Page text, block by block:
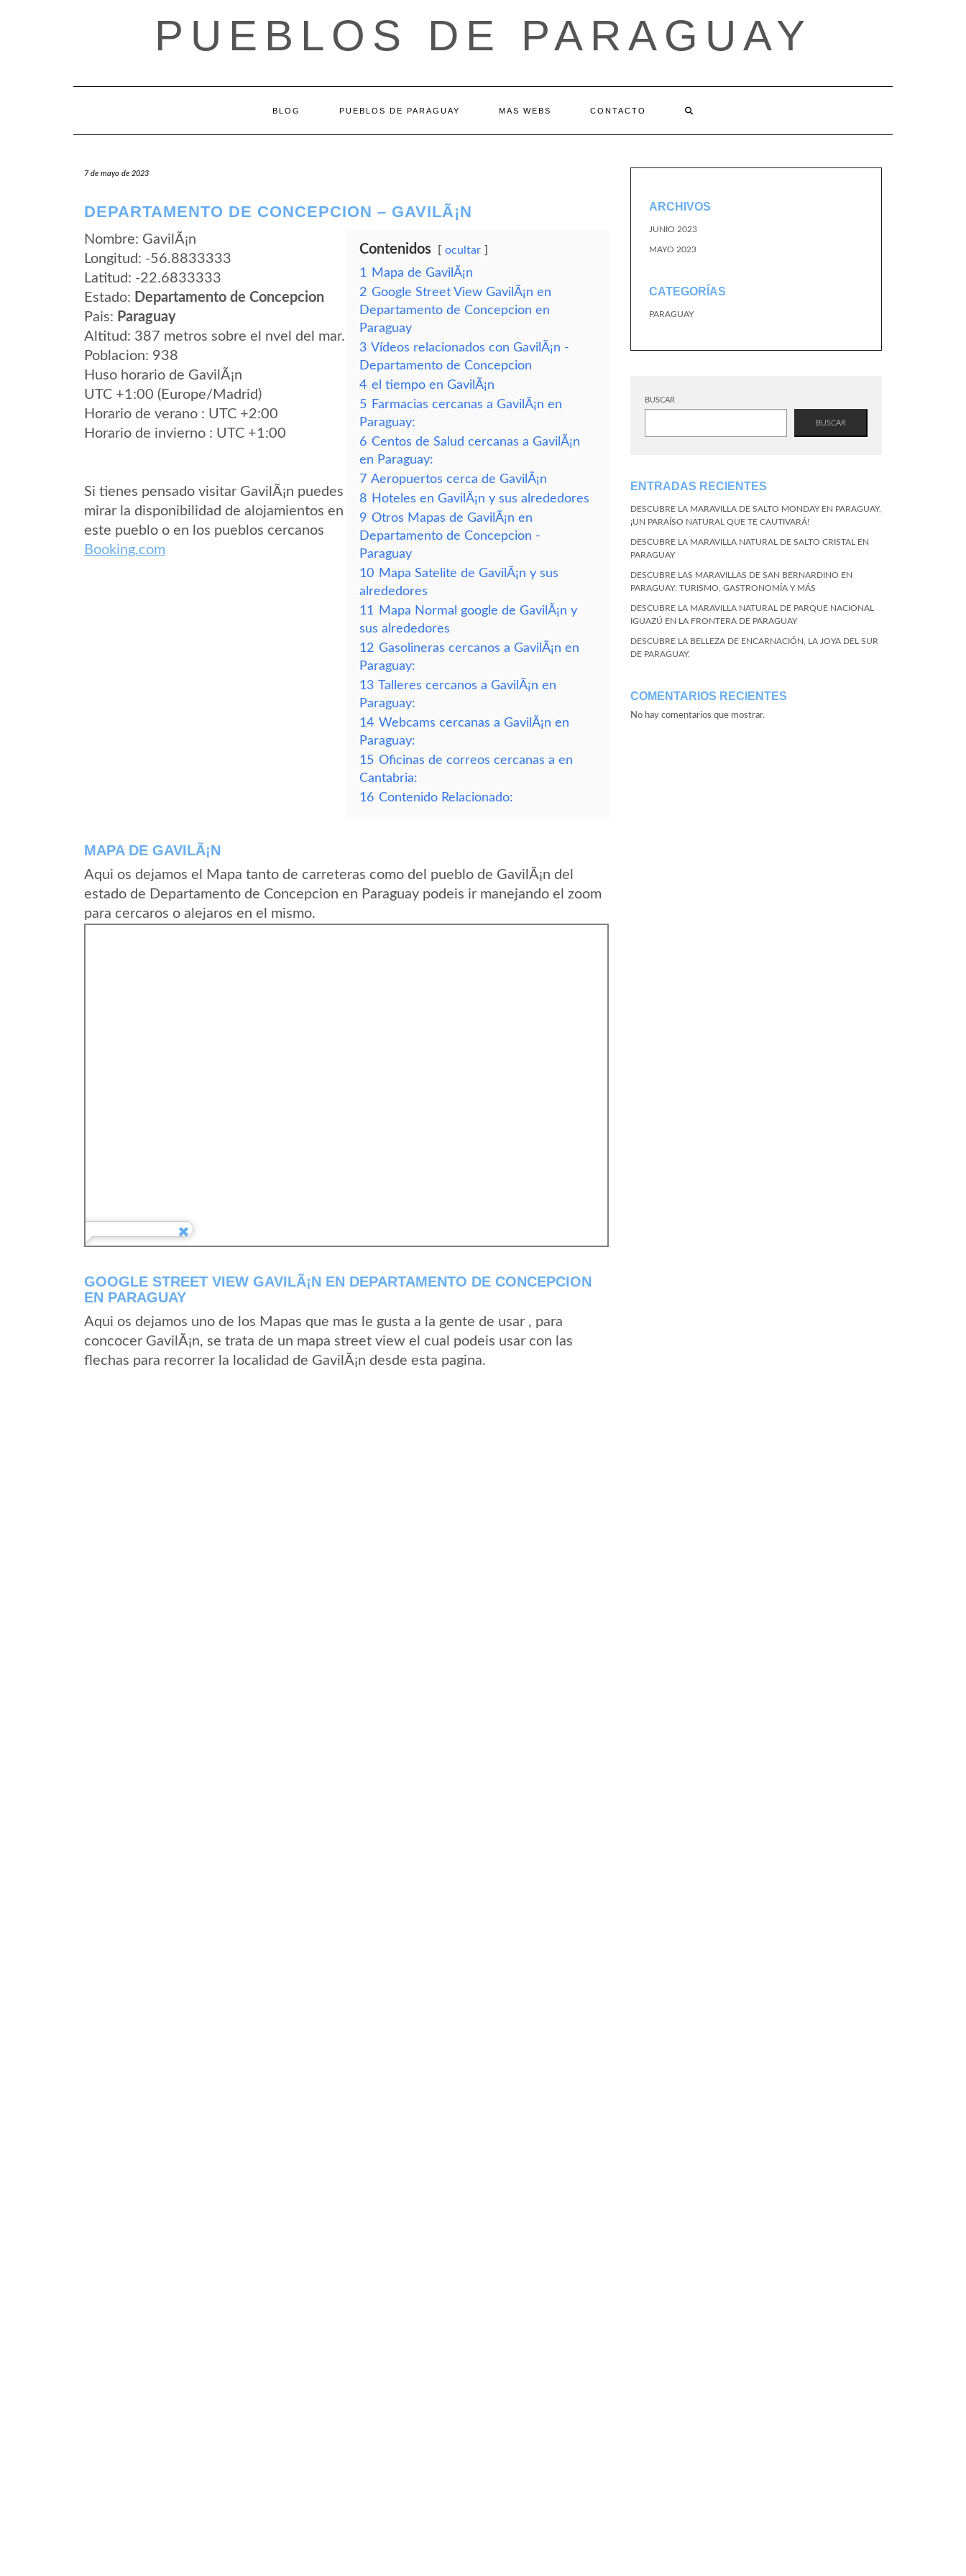
PUEBLOS DE PARAGUAY
BLOG PUEBLOS DE PARAGUAY MAS WEBS CONTACTO
7 de mayo de 2023
DEPARTAMENTO DE CONCEPCION – GAVILÃ¡N
Nombre: GavilÃ¡n
Longitud: -56.8833333
Latitud: -22.6833333
Estado: Departamento de Concepcion
Pais: Paraguay
Altitud: 387 metros sobre el nvel del mar.
Poblacion: 938
Huso horario de GavilÃ¡n
UTC +1:00 (Europe/Madrid)
Horario de verano : UTC +2:00
Horario de invierno : UTC +1:00
Si tienes pensado visitar GavilÃ¡n puedes
mirar la disponibilidad de alojamientos en
este pueblo o en los pueblos cercanos
Booking.com
Contenidos ocultar
1
Mapa de GavilÃ¡n
2 Google Street View GavilÃ¡n en
Departamento de Concepcion en
Paraguay
3 Vídeos relacionados con GavilÃ¡n -
Departamento de Concepcion
4 el tiempo en GavilÃ¡n
5 Farmacias cercanas a GavilÃ¡n en
Paraguay:
6 Centos de Salud cercanas a GavilÃ¡n
en Paraguay:
7 Aeropuertos cerca de GavilÃ¡n
8 Hoteles en GavilÃ¡n y sus alrededores
9 Otros Mapas de GavilÃ¡n en
Departamento de Concepcion -
Paraguay
10 Mapa Satelite de GavilÃ¡n y sus
alrededores
11
Mapa Normal google de GavilÃ¡n y
sus alrededores
12 Gasolineras cercanos a GavilÃ¡n en
Paraguay:
13 Talleres cercanos a GavilÃ¡n en
Paraguay:
14 Webcams cercanas a GavilÃ¡n en
Paraguay:
15 Oficinas de correos cercanas a en
Cantabria:
16 Contenido Relacionado:
MAPA DE GAVILÃ¡N
Aqui os dejamos el Mapa tanto de carreteras como del pueblo de GavilÃ¡n del
estado de Departamento de Concepcion en Paraguay podeis ir manejando el zoom
para cercaros o alejaros en el mismo.
GOOGLE STREET VIEW GAVILÃ¡N EN DEPARTAMENTO DE CONCEPCION
EN PARAGUAY
Aqui os dejamos uno de los Mapas que mas le gusta a la gente de usar , para
concocer GavilÃ¡n, se trata de un mapa street view el cual podeis usar con las
flechas para recorrer la localidad de GavilÃ¡n desde esta pagina.
ARCHIVOS
JUNIO 2023
MAYO 2023
CATEGORÍAS
PARAGUAY
BUSCAR
BUSCAR
ENTRADAS RECIENTES
DESCUBRE LA MARAVILLA DE SALTO MONDAY EN PARAGUAY,
¡UN PARAÍSO NATURAL QUE TE CAUTIVARÁ!
DESCUBRE LA MARAVILLA NATURAL DE SALTO CRISTAL EN
PARAGUAY
DESCUBRE LAS MARAVILLAS DE SAN BERNARDINO EN
PARAGUAY: TURISMO, GASTRONOMÍA Y MÁS
DESCUBRE LA MARAVILLA NATURAL DE PARQUE NACIONAL
IGUAZÚ EN LA FRONTERA DE PARAGUAY
DESCUBRE LA BELLEZA DE ENCARNACIÓN, LA JOYA DEL SUR
DE PARAGUAY.
COMENTARIOS RECIENTES
No hay comentarios que mostrar.